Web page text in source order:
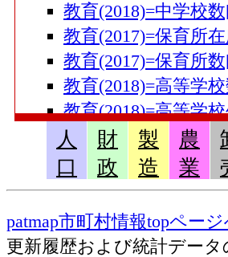
教育(2018)=中学校
教育(2017)=保育所
教育(2017)=保育所
教育(2018)=高等学
教育(2018)=高等学
教育(2018)=小学校児
教育(2018)=小学校教
教育(2018)=小学校
教育(2018)=幼稚園在
教育(2018)=幼稚園
人
口
財
政
製
造
農
業
patmap市町村情報topペー
更新履歴および統計データ